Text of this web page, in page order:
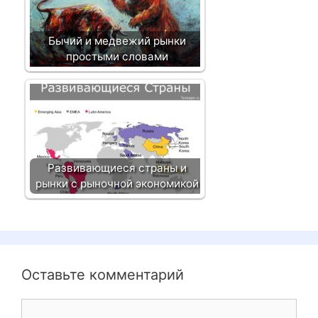
Бычий и медвежий рынки
простыми словами
Развивающиеся страны и
рынки с рыночной экономикой
Оставьте комментарий